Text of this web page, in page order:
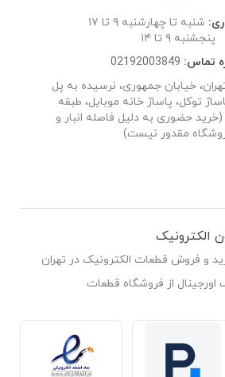
شنبه تا چهارشنبه ۹ تا ۱۷
پنجشنبه ۹ تا ۱۴
تماس: 02192003849
خیابان جمهوری، نرسیده به پل
توکل، پاساژ خانه موبایل، طبقه
منفی1، واحد B4 (خرید حضوری به دلیل فاصله انبار و
مقدور نیست)
الکترونیک
و فروش قطعات الکترونیک در تهران
از فروشگاه قطعات